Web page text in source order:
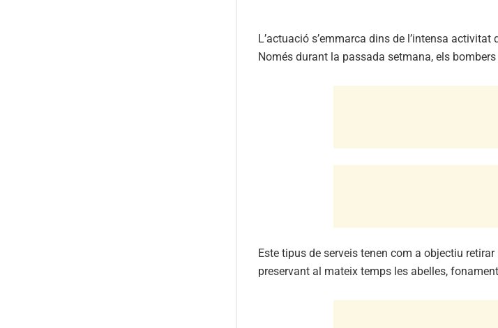
L’actuació s’emmarca dins de l’intensa
Només durant la passada setmana, els
Este tipus de serveis tenen com a objectiu
preservant al mateix temps les abelles,